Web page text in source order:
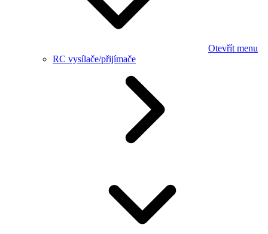
Otevřít menu
RC vysílače/přijímače